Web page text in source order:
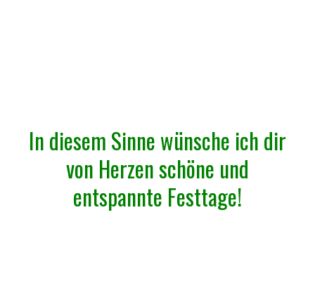
In diesem Sinne wünsche ich dir
von Herzen schöne und
entspannte Festtage!